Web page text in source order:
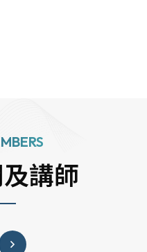
講師